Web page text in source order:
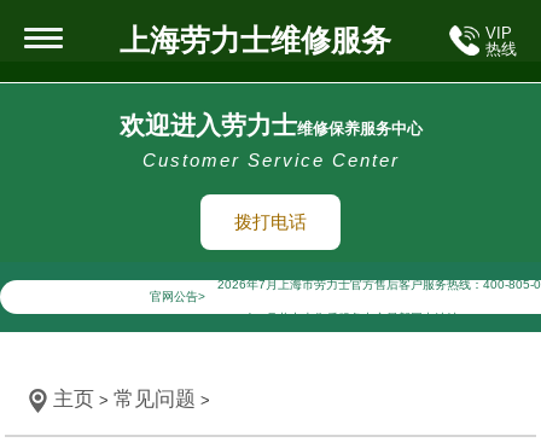
上海劳力士维修服务
VIP
热线
欢迎进入劳力士维修保养服务中心
Customer Service Center
拨打电话
官网公告>
2026年7月劳力士上海市售后服务网络优化升级公告
2026年7月上海市劳力士官方售后客户服务热线：400-805-
2026年7月劳力士售后服务中心最新网点地址：
主页 >常见问题 >